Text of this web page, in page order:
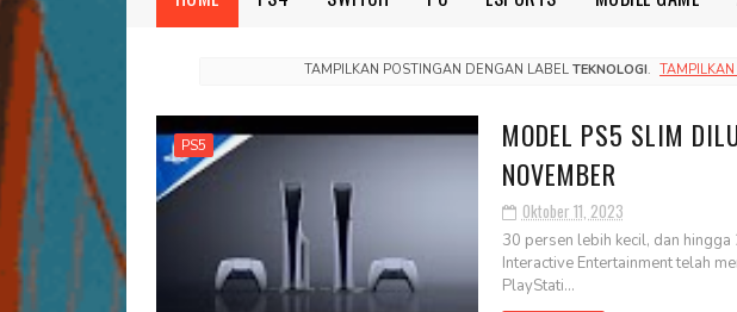
TAMPILKAN POSTINGAN DENGAN LABEL TEKNOLOGI.
PS5
MODEL PS5 SLIM
NOVEMBER
Oktober 11, 2023
30 persen lebih kecil, dan
Interactive Entertainment telah
PlayStati...